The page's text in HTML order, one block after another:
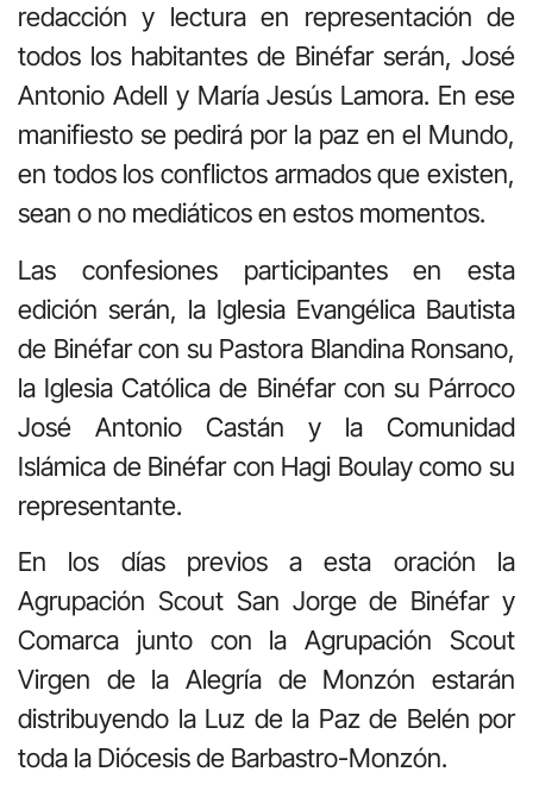
redacción y lectura en representación de
todos los habitantes de Binéfar serán, José
Antonio Adell y María Jesús Lamora. En ese
manifiesto se pedirá por la paz en el Mundo,
en todos los conflictos armados que existen,
sean o no mediáticos en estos momentos.
Las confesiones participantes en esta
edición serán, la Iglesia Evangélica Bautista
de Binéfar con su Pastora Blandina Ronsano,
la Iglesia Católica de Binéfar con su Párroco
José Antonio Castán y la Comunidad
Islámica de Binéfar con Hagi Boulay como su
representante.
En los días previos a esta oración la
Agrupación Scout San Jorge de Binéfar y
Comarca junto con la Agrupación Scout
Virgen de la Alegría de Monzón estarán
distribuyendo la Luz de la Paz de Belén por
toda la Diócesis de Barbastro-Monzón.